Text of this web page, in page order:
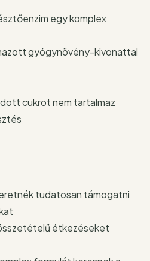
egy komplex
gyógynövény-kivonattal
cukrot nem tartalmaz
tudatosan támogatni
étkezéseket